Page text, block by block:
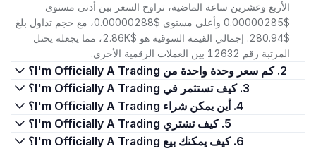
الأربع وعشرين ساعة الماضية، تراوح السعر بين أدنى مستوى
$0.00000285 وأعلى مستوى $0.00000288، مع حجم تداول بلغ
$280.94. إجمالي القيمة السوقية هو $2.86K، مما يجعله يحتل
المرتبة رقم 12632 بين العملات الرقمية الأخرى.
2. كم سعر وحدة واحدة من I'm Officially A Trading؟
3. كيف تستثمر في I'm Officially A Trading؟
4. أين يمكن شراء I'm Officially A Trading؟
5. كيف تشتري I'm Officially A Trading؟
6. كيف يمكنك بيع I'm Officially A Trading؟